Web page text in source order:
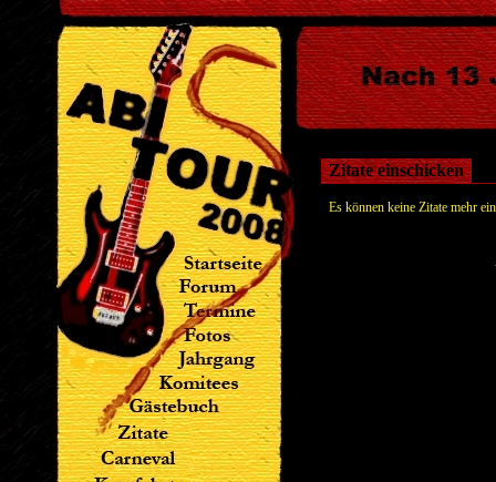
Zitate einschicken
Es können keine Zitate mehr